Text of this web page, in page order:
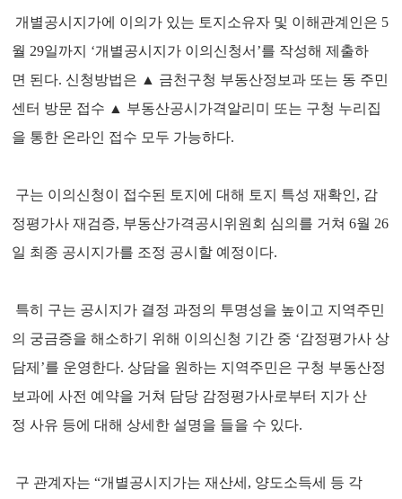
개별공시지가에 이의가 있는 토지소유자 및 이해관계인은 5
월 29일까지 ‘개별공시지가 이의신청서’를 작성해 제출하
면 된다. 신청방법은 ▲ 금천구청 부동산정보과 또는 동 주민
센터 방문 접수 ▲ 부동산공시가격알리미 또는 구청 누리집
을 통한 온라인 접수 모두 가능하다.
구는 이의신청이 접수된 토지에 대해 토지 특성 재확인, 감
정평가사 재검증, 부동산가격공시위원회 심의를 거쳐 6월 26
일 최종 공시지가를 조정 공시할 예정이다.
특히 구는 공시지가 결정 과정의 투명성을 높이고 지역주민
의 궁금증을 해소하기 위해 이의신청 기간 중 ‘감정평가사 상
담제’를 운영한다. 상담을 원하는 지역주민은 구청 부동산정
보과에 사전 예약을 거쳐 담당 감정평가사로부터 지가 산
정 사유 등에 대해 상세한 설명을 들을 수 있다.
구 관계자는 “개별공시지가는 재산세, 양도소득세 등 각